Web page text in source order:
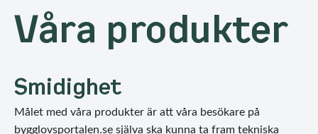
Våra produkter
Smidighet
Målet med våra produkter är att våra besökare på
bygglovsportalen.se själva ska kunna ta fram tekniska